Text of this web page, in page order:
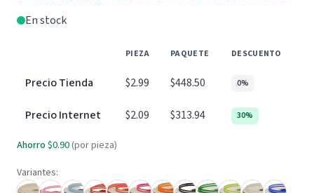
En stock
PIEZA PAQUETE DESCUENTO
Precio Tienda $2.99 $448.50 0%
Precio Internet $2.09 $313.94 30%
Ahorro $0.90 (por pieza)
Variantes: